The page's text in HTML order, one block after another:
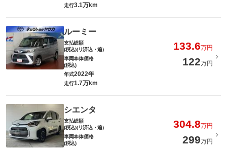
走行3.1万km
ルーミー
支払総額
(税込)(リ済込・追)
133.6万円
車両本体価格
(税込)
122万円
年式2022年
走行1.7万km
シエンタ
支払総額
(税込)(リ済込・追)
304.8万円
車両本体価格
(税込)
299万円